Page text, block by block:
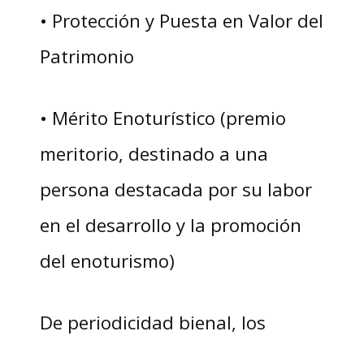
• Protección y Puesta en Valor del
Patrimonio
• Mérito Enoturístico (premio
meritorio, destinado a una
persona destacada por su labor
en el desarrollo y la promoción
del enoturismo)
De periodicidad bienal, los